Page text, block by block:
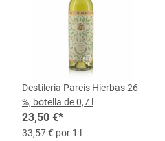
Destilería Pareis Hierbas 26
%, botella de 0,7 l
23,50 €*
33,57 € por 1 l